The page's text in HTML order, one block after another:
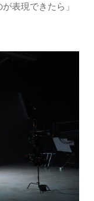
表現できたら」